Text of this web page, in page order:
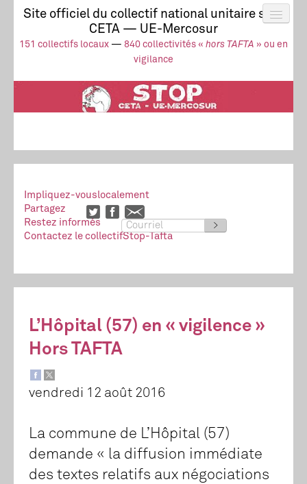
Site officiel du collectif national unitaire stop
CETA — UE-Mercosur
151 collectifs locaux — 840 collectivités « hors TAFTA » ou en
vigilance
Actus
UE-Mercosur
Stop à l’impunité !
TAFTA
CETA
Collectif
Impliquez-vouslocalement
Partagez
Restez informés
>
Contactez le collectifStop-Tafta
L’Hôpital (57) en « vigilence »
Hors TAFTA
vendredi 12 août 2016
La commune de L’Hôpital (57)
demande « la diffusion immédiate
des textes relatifs aux négociations